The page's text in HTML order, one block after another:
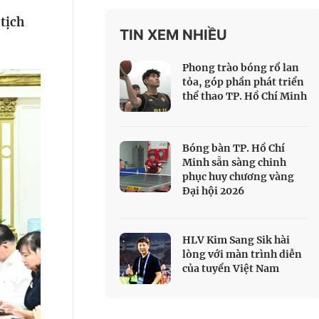
đua offroad
Games 33
tịch
TIN XEM NHIỀU
Phong trào bóng rổ lan
tỏa, góp phần phát triển
thể thao TP. Hồ Chí Minh
Bóng bàn TP. Hồ Chí
Minh sẵn sàng chinh
phục huy chương vàng
Đại hội 2026
HLV Kim Sang Sik hài
lòng với màn trình diễn
của tuyển Việt Nam